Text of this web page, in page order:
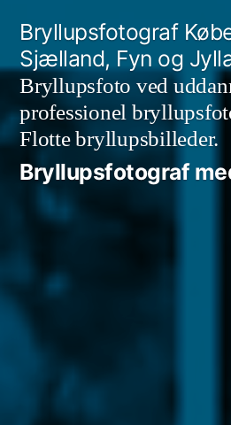
indhold
Bryllupsfotograf
Sjælland, Fyn og
Bryllupsfoto ved
professionel
Flotte bryllupsbilleder.
Bryllupsfotograf